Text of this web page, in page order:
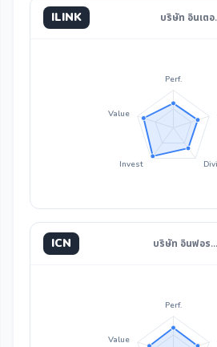
ILINK บริษัท อินเต
Perf.
Invest
Value
ICN บริษัท อินฟอร…
Perf.
Value